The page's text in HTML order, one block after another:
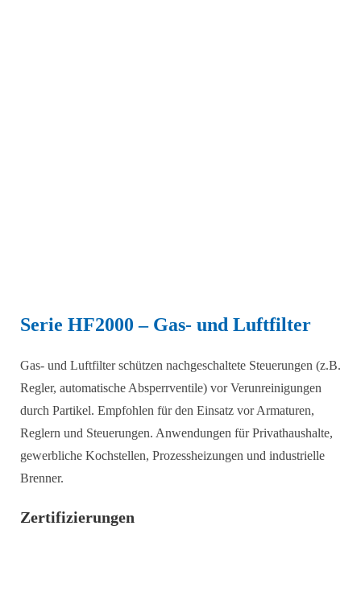
Serie HF2000 – Gas- und Luftfilter
Gas- und Luftfilter schützen nachgeschaltete Steuerungen (z.B.
Regler, automatische Absperrventile) vor Verunreinigungen
durch Partikel. Empfohlen für den Einsatz vor Armaturen,
Reglern und Steuerungen. Anwendungen für Privathaushalte,
gewerbliche Kochstellen, Prozessheizungen und industrielle
Brenner.
Zertifizierungen